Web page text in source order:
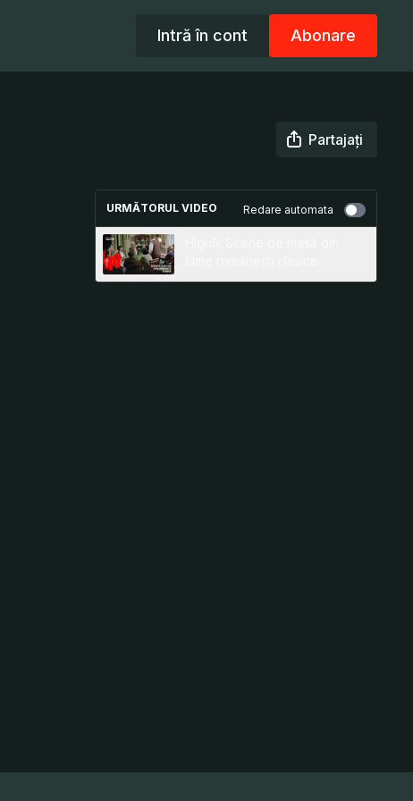
Intră în cont Abonare
Partajați
URMĂTORUL VIDEO Redare automata